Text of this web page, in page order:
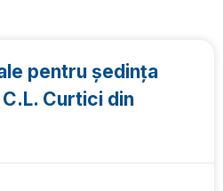
pentru ședința
Curtici din